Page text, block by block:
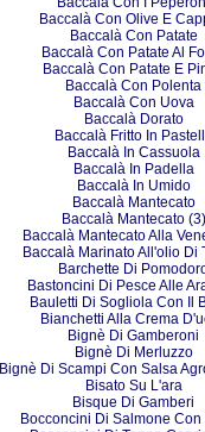
Baccalà Con Olive E
Baccalà Con Patate
Baccalà Con Patate Al
Baccalà Con Patate E
Baccalà Con Polenta
Baccalà Con Uova
Baccalà Dorato
Baccalà Fritto In
Baccalà In Cassuola
Baccalà In Padella
Baccalà In Umido
Baccalà Mantecato
Baccalà Mantecato (3)
Baccalà Mantecato Alla
Baccalà Marinato All'olio Di
Barchette Di
Bastoncini Di Pesce Alle
Bauletti Di Sogliola Con Il
Bianchetti Alla Crema
Bignè Di Gamberoni
Bignè Di Merluzzo
Bignè Di Scampi Con Salsa
Bisato Su L'ara
Bisque Di Gamberi
Bocconcini Di Salmone Con